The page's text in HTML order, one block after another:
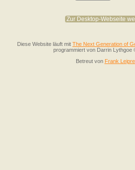
Zur Desktop-Webseite
Diese Website läuft mit The Next Generation of
programmiert von Darrin Lythgoe
Betreut von Frank